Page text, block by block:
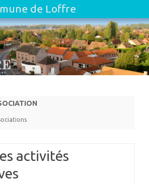
de Loffre
activités